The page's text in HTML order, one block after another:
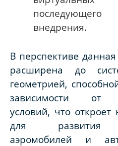
внедрения.
В перспективе
расширена до
геометрией,
зависимости от
условий, что
для развития
аэромобилей и